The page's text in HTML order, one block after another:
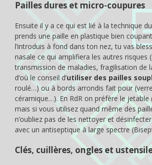
Pailles dures et micro-coupures
Ensuite il y a ce qui est lié à la technique
prends une paille en plastique bien
l’introduis à fond dans ton nez, tu vas
nasale ce qui amplifiera les autres risques
transmission de maladies, fragilisation de
d’où le conseil d’utiliser des pailles
roulé…) ou à bords arrondis fait pour
céramique…). En RdR on préfère le jetable
mais si vous utilisez quand même des
n’oubliez pas de les nettoyer et
avec un antiseptique à large spectre
Clés, cuillères, ongles et